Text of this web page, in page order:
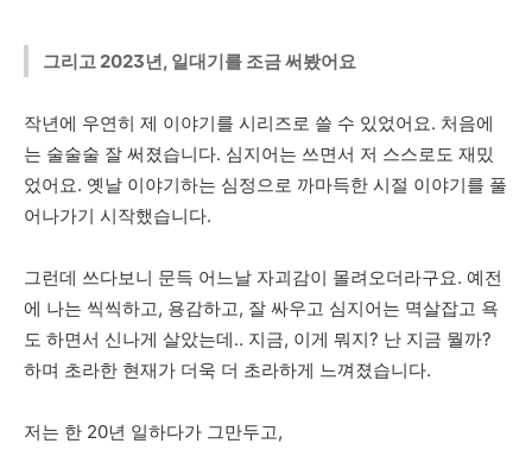
그리고 2023년, 일대기를 조금 써봤어요
작년에 우연히 제 이야기를 시리즈로 쓸 수 있었어요. 처음에
는 술술술 잘 써졌습니다. 심지어는 쓰면서 저 스스로도 재밌
었어요. 옛날 이야기하는 심정으로 까마득한 시절 이야기를 풀
어나가기 시작했습니다.
그런데 쓰다보니 문득 어느날 자괴감이 몰려오더라구요. 예전
에 나는 씩씩하고, 용감하고, 잘 싸우고 심지어는 멱살잡고 욕
도 하면서 신나게 살았는데.. 지금, 이게 뭐지? 난 지금 뭘까?
하며 초라한 현재가 더욱 더 초라하게 느껴졌습니다.
저는 한 20년 일하다가 그만두고,